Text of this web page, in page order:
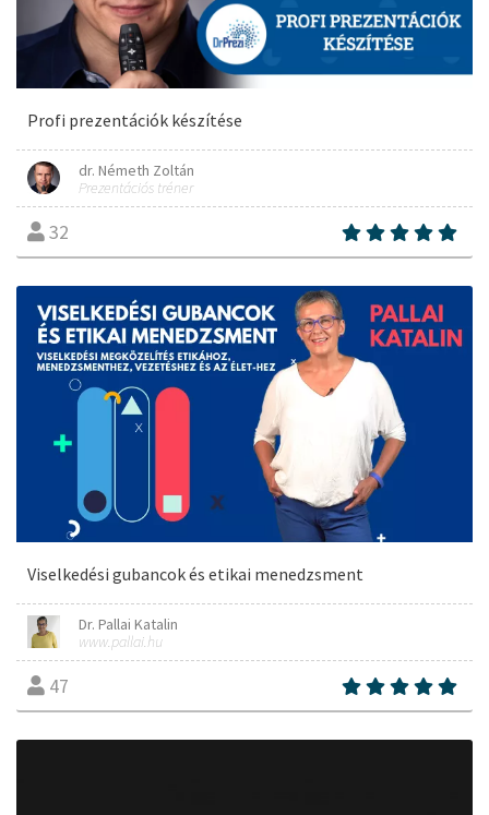
Profi prezentációk készítése
dr. Németh Zoltán
Prezentációs tréner
32
Viselkedési gubancok és etikai menedzsment
Dr. Pallai Katalin
www.pallai.hu
47